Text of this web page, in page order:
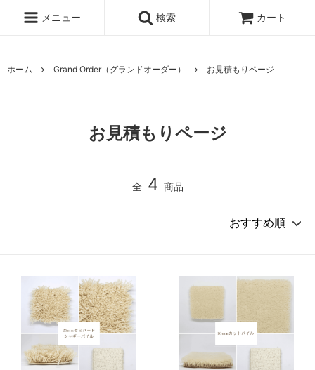
メニュー 検索 カート
ホーム Grand Order（グランドオーダー） お見積もりページ
お見積もりページ
全 4 商品